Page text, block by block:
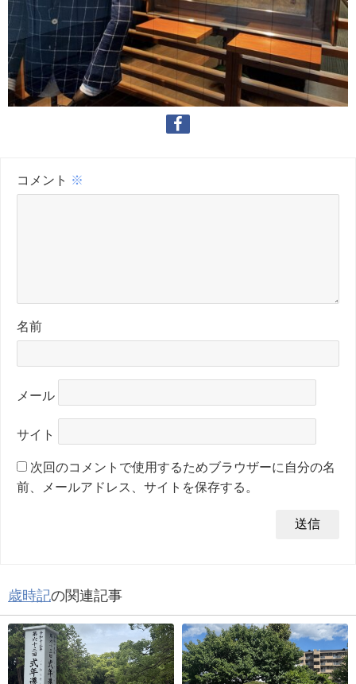
コメント ※
名前
メール
サイト
次回のコメントで使用するためブラウザーに自分の名
前、メールアドレス、サイトを保存する。
歳時記の関連記事